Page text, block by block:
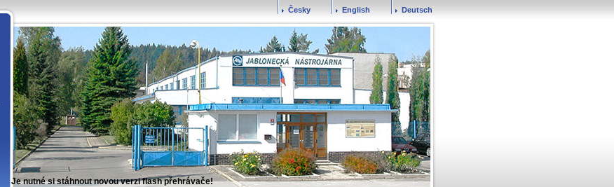
Je nutné si stáhnout novou verzi flash přehrávače!
Česky English Deutsch